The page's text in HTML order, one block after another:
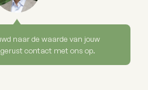
naar de waarde van jouw
contact met ons op.